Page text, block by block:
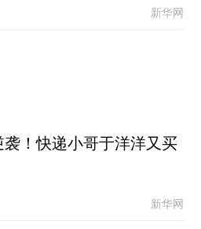
新华网
！快递小哥于洋洋又买
新华网